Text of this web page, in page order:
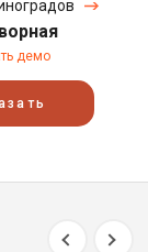
демо